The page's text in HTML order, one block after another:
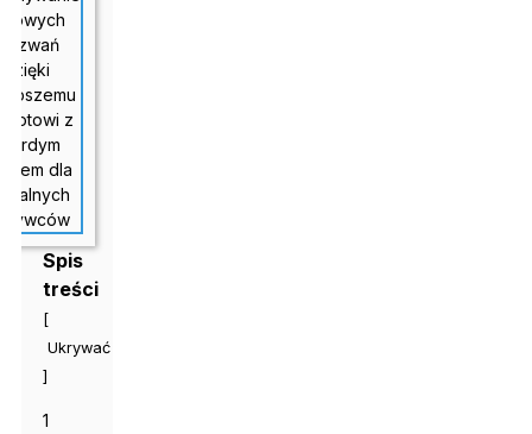
Spis
treści
[
Ukrywać
]
1